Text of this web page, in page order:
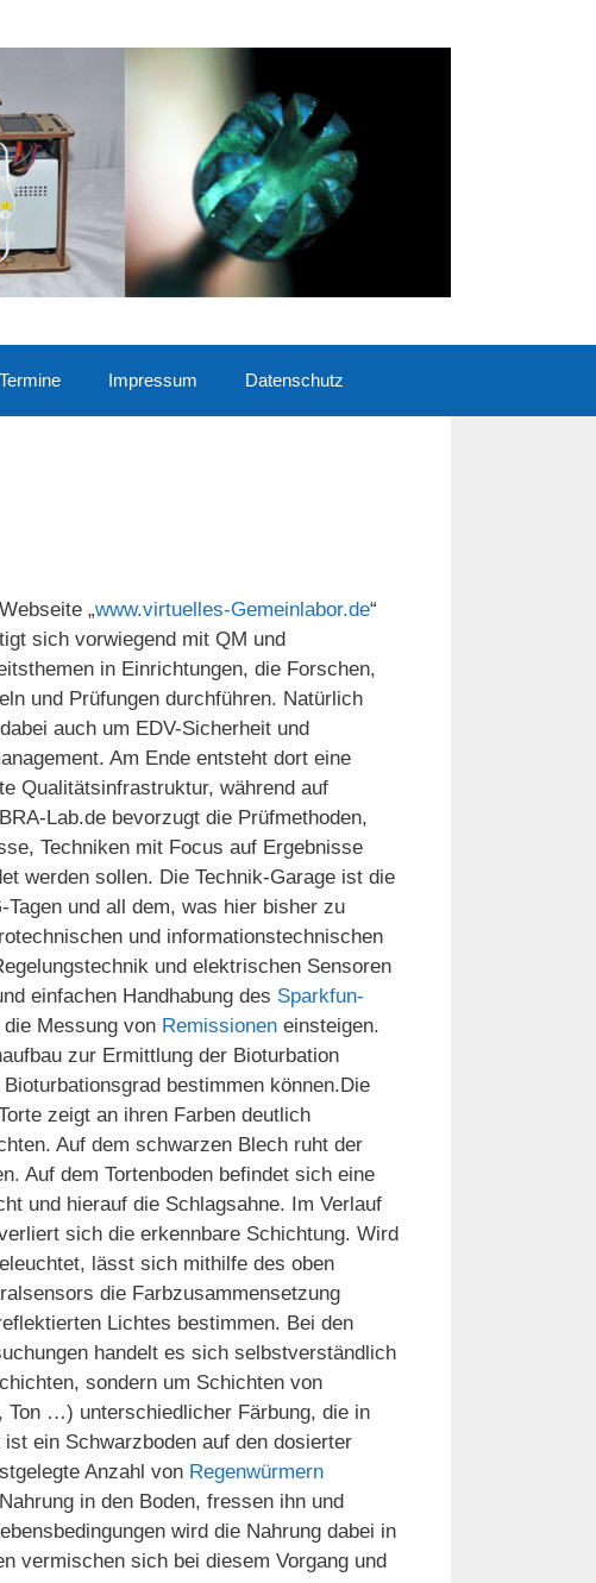
Termine Impressum Datenschutz
„www.virtuelles-Gemeinlabor.de“
sich vorwiegend mit QM und
in Einrichtungen, die Forschen,
und Prüfungen durchführen. Natürlich
auch um EDV-Sicherheit und
Am Ende entsteht dort eine
Qualitätsinfrastruktur, während auf
Lab.de bevorzugt die Prüfmethoden,
Techniken mit Focus auf Ergebnisse
werden sollen. Die Technik-Garage ist die
und all dem, was hier bisher zu
und informationstechnischen
und elektrischen Sensoren
einfachen Handhabung des Sparkfun-
Messung von Remissionen einsteigen.
zur Ermittlung der Bioturbation
bestimmen können.Die
zeigt an ihren Farben deutlich
Auf dem schwarzen Blech ruht der
Auf dem Tortenboden befindet sich eine
und hierauf die Schlagsahne. Im Verlauf
sich die erkennbare Schichtung. Wird
lässt sich mithilfe des oben
die Farbzusammensetzung
Lichtes bestimmen. Bei den
handelt es sich selbstverständlich
sondern um Schichten von
Ton …) unterschiedlicher Färbung, die in
ein Schwarzboden auf den dosierter
Anzahl von Regenwürmern
in den Boden, fressen ihn und
wird die Nahrung dabei in
vermischen sich bei diesem Vorgang und